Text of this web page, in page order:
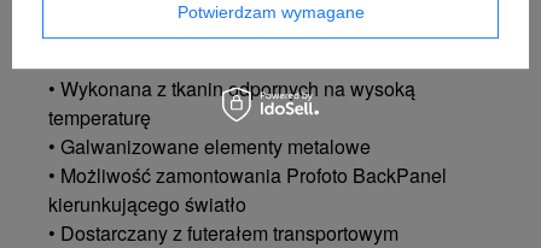
• Kompaktowa, lekka i łatwa w transporcie
• Wykonana z tkanin odpornych na wysoką
temperaturę
• Galwanizowane elementy metalowe
• Możliwość zamontowania Profoto BackPanel
kierunkującego światło
• Dostarczany z futerałem transportowym
Potwierdzam wymagane